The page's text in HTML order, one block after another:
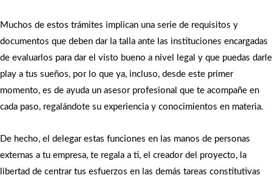
Muchos de estos trámites implican una serie de requisitos y
documentos que deben dar la talla ante las instituciones encargadas
de evaluarlos para dar el visto bueno a nivel legal y que puedas darle
play a tus sueños, por lo que ya, incluso, desde este primer
momento, es de ayuda un asesor profesional que te acompañe en
cada paso, regalándote su experiencia y conocimientos en materia.
De hecho, el delegar estas funciones en las manos de personas
externas a tu empresa, te regala a ti, el creador del proyecto, la
libertad de centrar tus esfuerzos en las demás tareas constitutivas